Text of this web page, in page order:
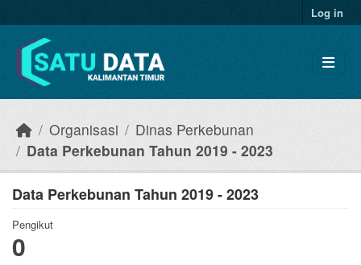
Log in
Organisasi
Dinas Perkebunan
Data Perkebunan Tahun 2019 - 2023
Data Perkebunan Tahun 2019 - 2023
Pengikut
0